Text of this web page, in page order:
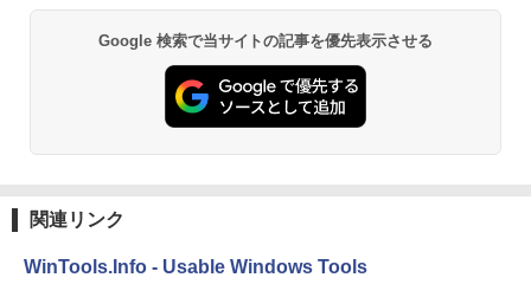
Google 検索で当サイトの記事を優先表示させる
関連リンク
WinTools.Info - Usable Windows Tools